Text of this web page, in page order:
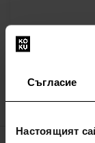
Съгласие
Настоящият